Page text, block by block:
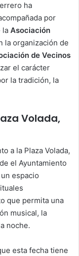
ha
por
la Asociación
la organización de
de Vecinos
el carácter
la tradición, la
Volada,
a la Plaza Volada,
el Ayuntamiento
espacio
que permita una
musical, la
noche.
esta fecha tiene